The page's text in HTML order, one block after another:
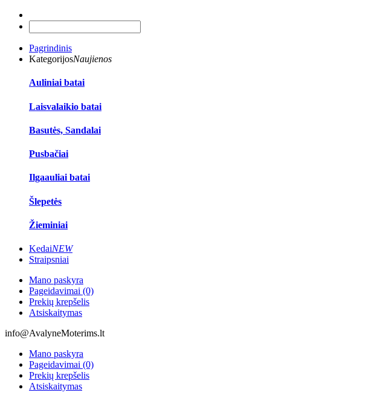
Pagrindinis
KategorijosNaujienos
Auliniai batai
Laisvalaikio batai
Basutės, Sandalai
Pusbačiai
Ilgaauliai batai
Šlepetės
Žieminiai
KedaiNEW
Straipsniai
Mano paskyra
Pageidavimai (0)
Prekių krepšelis
Atsiskaitymas
info@AvalyneMoterims.lt
Mano paskyra
Pageidavimai (0)
Prekių krepšelis
Atsiskaitymas